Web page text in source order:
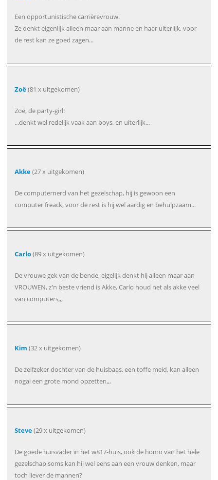
Een opportunistische carrièrevrouw.
Ze denkt eigenlijk alleen maar aan manne en haar uiterlijk, voor
de rest kan ze goed zagen...
Zoë(81 x uitgekomen)
Zoë, de party-girl!
...denkt wel redelijk vaak aan boys, en uiterlijk...
Akke(27 x uitgekomen)
De computernerd van het gezelschap, hij is gewoon een
computer freack, voor de rest is hij wel aardig en behulpzaam...
Carlo(89 x uitgekomen)
De vrouwe gek van de bende, eigelijk denkt hij alleen maar aan
VROUWEN, z'n beste vriend is Akke, Carlo houd net als akke veel
van computers,,,
Kim (32 x uitgekomen)
De zelfzeker dochter van de huisbaas, een toffe meid, kan alleen
nogal een grote mond opzetten,,,
Steve(29 x uitgekomen)
De goede huisvader in het w817-huis, ook de homo van het hele
gezelschap soms kan hij wel eens aan een vrouw denken, maar
toch liever de mannen?